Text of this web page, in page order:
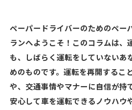
ペーパードライバーのためのペー
ランへようこそ！このコラムは、
も、しばらく運転をしていないあ
めのものです。運転を再開するこ
や、交通事情やマナーに自信が持
安心して車を運転できるノウハウ